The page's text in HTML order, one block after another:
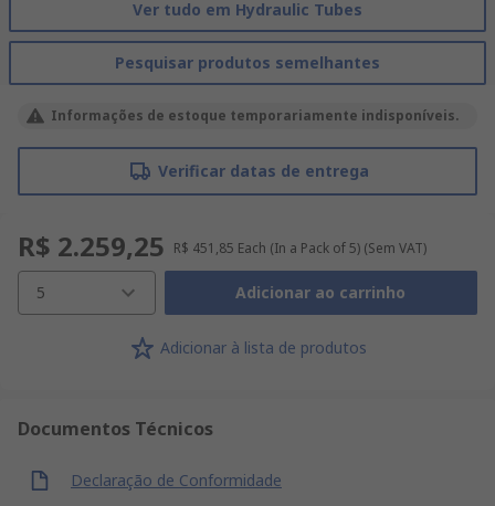
Ver tudo em Hydraulic Tubes
Pesquisar produtos semelhantes
Informações de estoque temporariamente indisponíveis.
Verificar datas de entrega
R$ 2.259,25 R$ 451,85 Each (In a Pack of 5) (Sem VAT)
5 Adicionar ao carrinho
Adicionar à lista de produtos
Documentos Técnicos
Declaração de Conformidade